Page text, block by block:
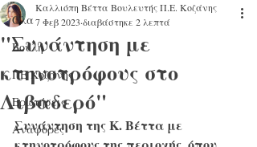
Όλα
Βουλή
ΠΕ Κοζάνης
Ερωτήσεις
Αναφορές
"Συνάντηση με
κτηνοτρόφους στο
Λιβαδερό"
Καλλιόπη Βέττα Βουλευτής Π.Ε. Κοζάνης
7 Φεβ 2023 διαβάστηκε 2 λεπτά
Συνάντηση της Κ. Βέττα με